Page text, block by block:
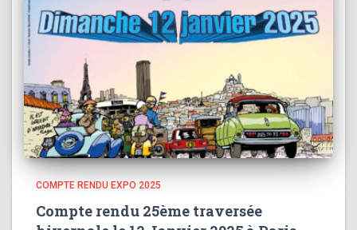
COMPTE RENDU EXPO 2025
Compte rendu 25ème traversée